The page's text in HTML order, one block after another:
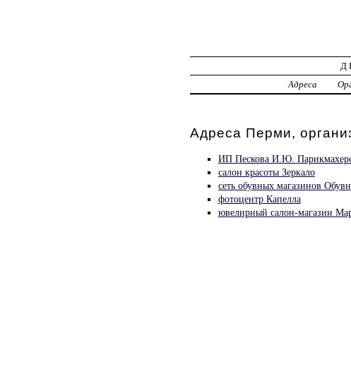
Адреса
Адреса Перми,
ИП Пескова И.Ю.
салон красоты Зеркало
сеть обувных магазинов
фотоцентр Капелла
ювелирный салон-магазин